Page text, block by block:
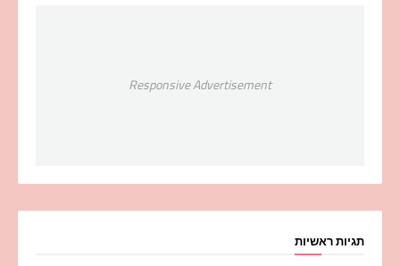
Responsive Advertisement
תגיות ראשיות